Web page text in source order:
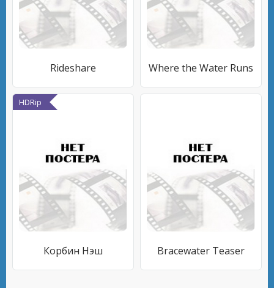
Rideshare Where the Water Runs
HDRip
Корбин Нэш Bracewater Teaser